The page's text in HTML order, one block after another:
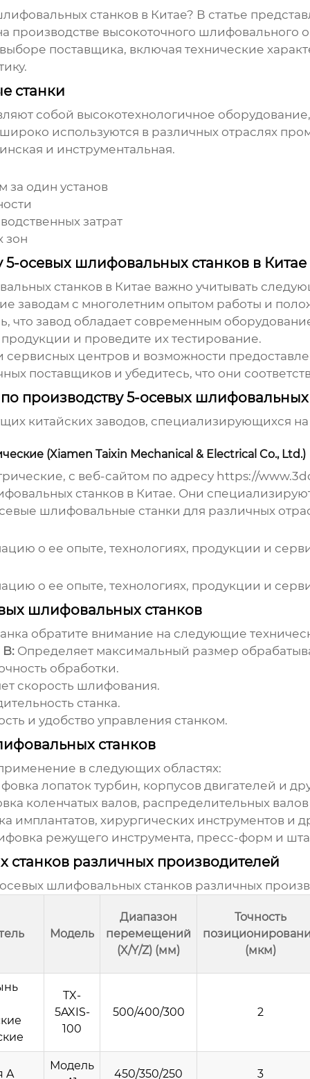
станковв Китае? В статье
производстве высокоточного шлифовального
поставщика, включая технические
станки
собой высокотехнологичное
используются в различных отраслях
и инструментальная.
за один установ
затрат
зон
5-осевых шлифовальных станков в Китае
станковв Китае важно учитывать
заводам с многолетним опытом работы и
что завод обладает современным
и проведите их тестирование.
сервисных центров и возможности
поставщиков и убедитесь, что они
производству 5-осевых шлифовальных
китайских заводов, специализирующихся
(Xiamen Taixin Mechanical & Electrical Co., Ltd.)
с веб-сайтом по адресу https://
станковв Китае. Они
шлифовальные станки для различных
о ее опыте, технологиях, продукции и
о ее опыте, технологиях, продукции и
шлифовальных станков
обратите внимание на следующие
Определяет максимальный размер
обработки.
скорость шлифования.
станка.
и удобство управления станком.
станков
в следующих областях:
лопаток турбин, корпусов двигателей и
коленчатых валов, распределительных
имплантатов, хирургических инструментов и
режущего инструмента, пресс-форм и
различных производителей
шлифовальных станковразличных
Модель
Диапазон
перемещений
(X/Y/Z) (мм)
Точность
(мкм)
TX-
5AXIS-
100
500/400/300 2
A
Модель
450/350/250 3